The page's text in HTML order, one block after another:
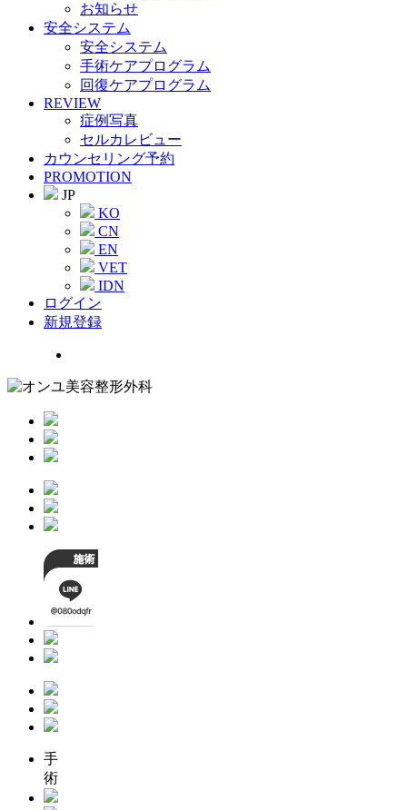
お知らせ
安全システム
安全システム
手術ケアプログラム
回復ケアプログラム
REVIEW
症例写真
セルカレビュー
カウンセリング予約
PROMOTION
JP
KO
CN
EN
VET
IDN
ログイン
新規登録
手
術